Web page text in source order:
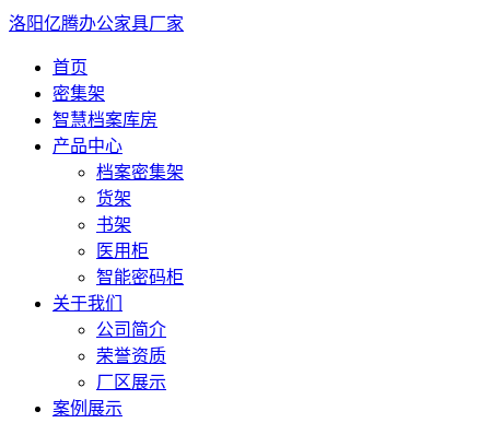
洛阳亿腾办公家具厂家
首页
密集架
智慧档案库房
产品中心
档案密集架
货架
书架
医用柜
智能密码柜
关于我们
公司简介
荣誉资质
厂区展示
案例展示